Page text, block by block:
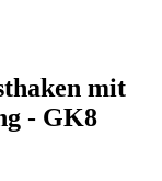
mit
- GK8